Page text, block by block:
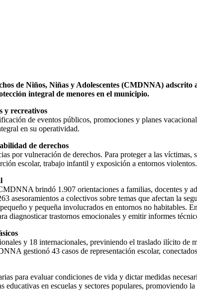
de Niños, Niñas y Adolescentes (CMDNNA)
integral de menores en el municipio.
y recreativos
de eventos públicos, promociones y planes
en su operatividad.
de derechos
por vulneración de derechos. Para proteger a las
escolar, trabajo infantil y exposición a entornos violentos.
brindó 1.907 orientaciones a familias, docentes y
asesoramientos a colectivos sobre temas que afectan la
y pequeña involucrados en entornos no habitables.
diagnosticar trastornos emocionales y emitir informes
y 18 internacionales, previniendo el traslado ilícito de
gestionó 43 casos de representación escolar,
para evaluar condiciones de vida y dictar medidas
educativas en escuelas y sectores populares, promoviendo